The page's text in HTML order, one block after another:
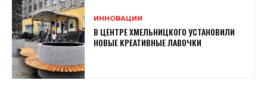
ИННОВАЦИИ
В ЦЕНТРЕ ХМЕЛЬНИЦКОГО УСТАНОВИЛИ
НОВЫЕ КРЕАТИВНЫЕ ЛАВОЧКИ